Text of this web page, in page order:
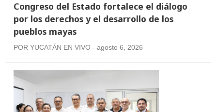
Congreso del Estado fortalece el diálogo
por los derechos y el desarrollo de los
pueblos mayas
POR YUCATÁN EN VIVO - agosto 6, 2026